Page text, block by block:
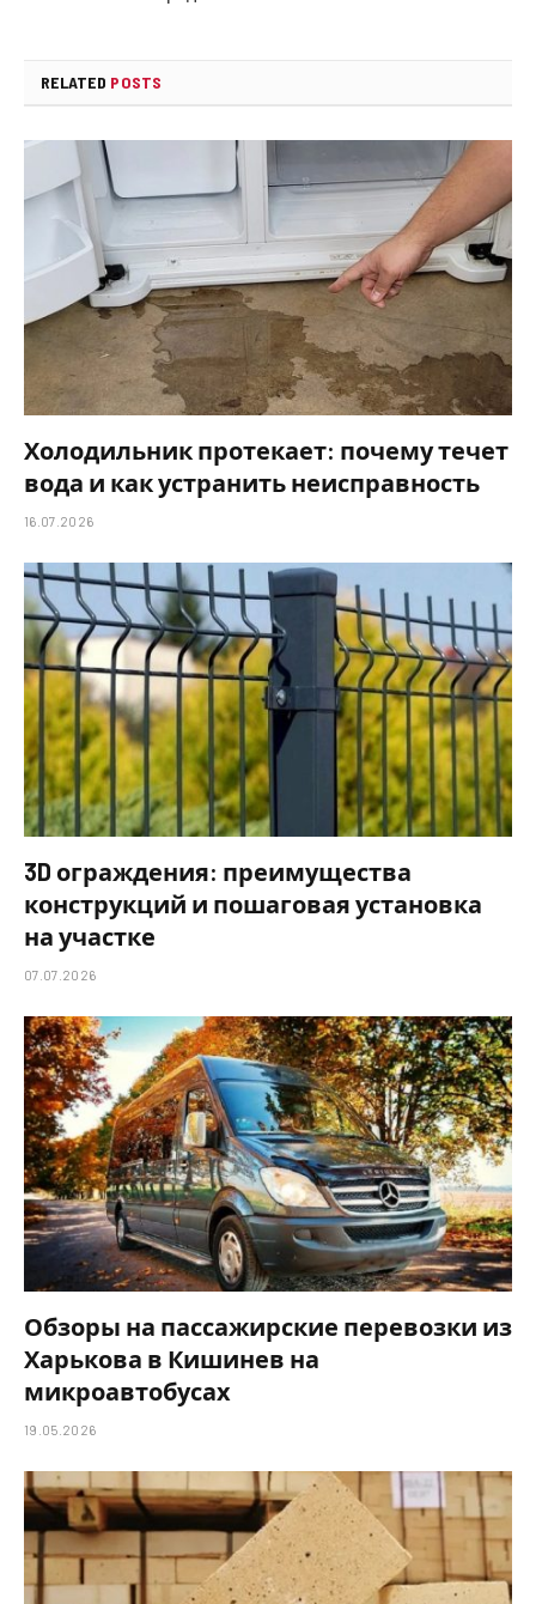
RELATED POSTS
Холодильник протекает: почему течет
вода и как устранить неисправность
16.07.2026
3D ограждения: преимущества
конструкций и пошаговая установка
на участке
07.07.2026
Обзоры на пассажирские перевозки из
Харькова в Кишинев на
микроавтобусах
19.05.2026